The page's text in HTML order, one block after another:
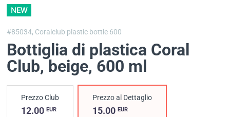
NEW
#85034, Coralclub plastic bottle 600
Bottiglia di plastica Coral
Club, beige, 600 ml
Prezzo Club
12.00 EUR
Prezzo al Dettaglio
15.00EUR